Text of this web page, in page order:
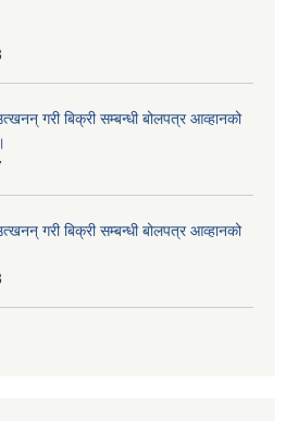
गरी बिक्री सम्बन्धी बोलपत्र आव्हानको
गरी बिक्री सम्बन्धी बोलपत्र आव्हानको